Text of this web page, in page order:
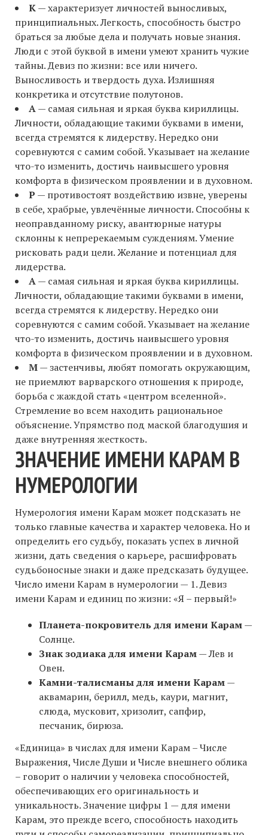
К— характеризует личностей выносливых,
принципиальных. Легкость, способность быстро
браться за любые дела и получать новые знания.
Люди с этой буквой в имени умеют хранить чужие
тайны. Девиз по жизни: все или ничего.
Выносливость и твердость духа. Излишняя
конкретика и отсутствие полутонов.
А— самая сильная и яркая буква кириллицы.
Личности, обладающие такими буквами в имени,
всегда стремятся к лидерству. Нередко они
соревнуются с самим собой. Указывает на желание
что-то изменить, достичь наивысшего уровня
комфорта в физическом проявлении и в духовном.
Р — противостоят воздействию извне, уверены
в себе, храбрые, увлечённые личности. Способны к
неоправданному риску, авантюрные натуры
склонны к непререкаемым суждениям. Умение
рисковать ради цели. Желание и потенциал для
лидерства.
А— самая сильная и яркая буква кириллицы.
Личности, обладающие такими буквами в имени,
всегда стремятся к лидерству. Нередко они
соревнуются с самим собой. Указывает на желание
что-то изменить, достичь наивысшего уровня
комфорта в физическом проявлении и в духовном.
М— застенчивы, любят помогать окружающим,
не приемлют варварского отношения к природе,
борьба с жаждой стать «центром вселенной».
Стремление во всем находить рациональное
объяснение. Упрямство под маской благодушия и
даже внутренняя жесткость.
ЗНАЧЕНИЕ ИМЕНИ КАРАМ В
НУМЕРОЛОГИИ
Нумерология имени Карам может подсказать не
только главные качества и характер человека. Но и
определить его судьбу, показать успех в личной
жизни, дать сведения о карьере, расшифровать
судьбоносные знаки и даже предсказать будущее.
Число имени Карам в нумерологии — 1. Девиз
имени Карам и единиц по жизни: «Я – первый!»
Планета-покровитель для имени Карам—
Солнце.
Знак зодиака для имени Карам— Лев и
Овен.
Камни-талисманы для имени Карам—
аквамарин, берилл, медь, каури, магнит,
слюда, мусковит, хризолит, сапфир,
песчаник, бирюза.
«Единица» в числах для имени Карам – Числе
Выражения, Числе Души и Числе внешнего облика
– говорит о наличии у человека способностей,
обеспечивающих его оригинальность и
уникальность. Значение цифры 1 — для имени
Карам, это прежде всего, способность находить